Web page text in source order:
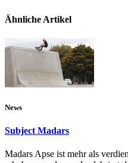
Ähnliche Artikel
News
Subject Madars
Madars Apse ist mehr als